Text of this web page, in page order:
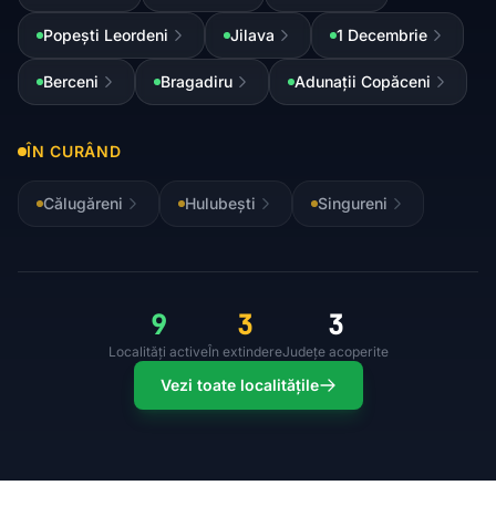
Popești Leordeni Jilava 1 Decembrie
Berceni Bragadiru Adunații Copăceni
ÎN CURÂND
Călugăreni Hulubești Singureni
9
Localități active
3
În extindere
3
Județe acoperite
Vezi toate localitățile